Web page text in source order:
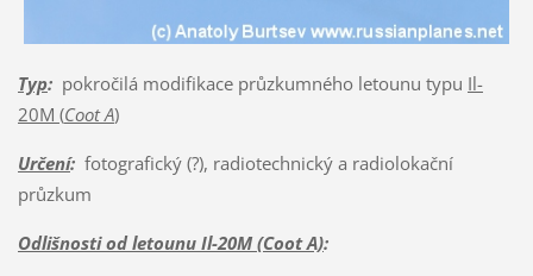
Typ:pokročilá modifikace průzkumného letounu typu Il-
20M (Coot A)
Určení:fotografický (?), radiotechnický a radiolokační
průzkum
Odlišnosti od letounu Il-20M (Coot A):